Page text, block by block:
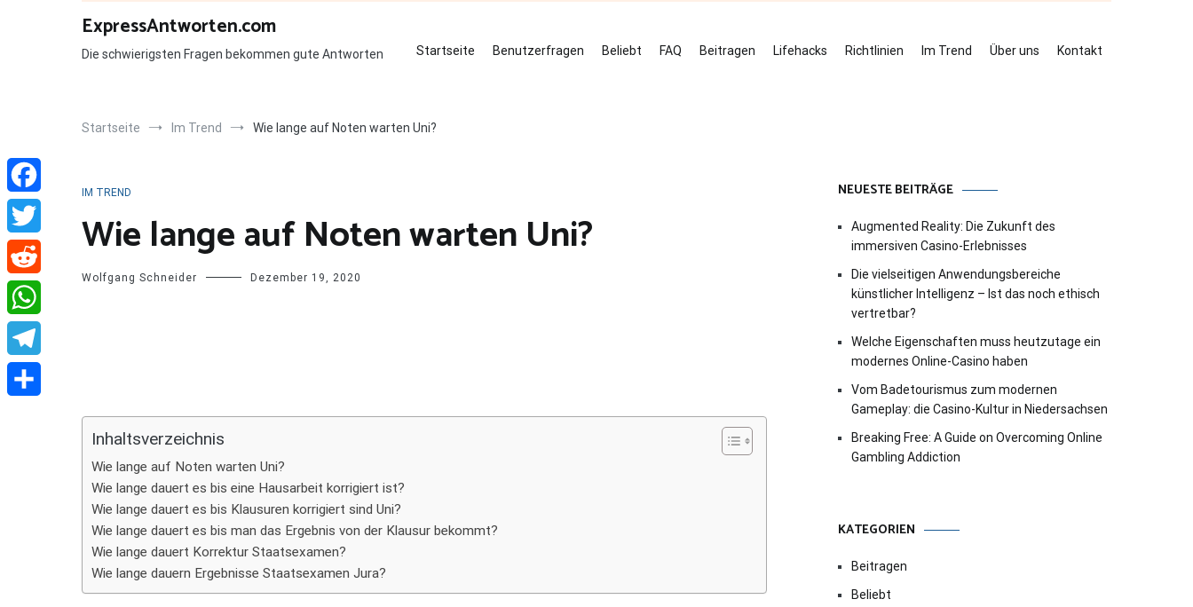
ExpressAntworten.com
Die schwierigsten Fragen bekommen gute Antworten Startseite Benutzerfragen Beliebt FAQ Beitragen Lifehacks Richtlinien Im Trend Über uns Kontakt
Startseite Im Trend Wie lange auf Noten warten Uni?
IM TREND
Wie lange auf Noten warten Uni?
Wolfgang Schneider Dezember 19, 2020
Inhaltsverzeichnis
Wie lange auf Noten warten Uni?
Wie lange dauert es bis eine Hausarbeit korrigiert ist?
Wie lange dauert es bis Klausuren korrigiert sind Uni?
Wie lange dauert es bis man das Ergebnis von der Klausur bekommt?
Wie lange dauert Korrektur Staatsexamen?
Wie lange dauern Ergebnisse Staatsexamen Jura?
NEUESTE BEITRÄGE
Augmented Reality: Die Zukunft des
immersiven Casino-Erlebnisses
Die vielseitigen Anwendungsbereiche
künstlicher Intelligenz – Ist das noch ethisch
vertretbar?
Welche Eigenschaften muss heutzutage ein
modernes Online-Casino haben
Vom Badetourismus zum modernen
Gameplay: die Casino-Kultur in Niedersachsen
Breaking Free: A Guide on Overcoming Online
Gambling Addiction
KATEGORIEN
Beitragen
Beliebt
Facebook
Twitter
Reddit
WhatsApp
Telegram